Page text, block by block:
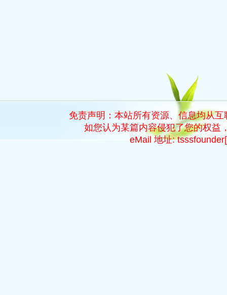
免责声明：本站所有资源、信息均从
如您认为某篇内容侵犯了您的权益
eMail 地址: